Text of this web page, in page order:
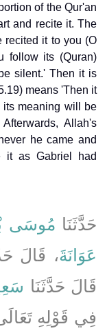
of the Qur'an
and recite it. The
recited it to you (O
follow its (Quran)
silent.' Then it is
means 'Then it
its meaning will be
Allah's
he came and
it as Gabriel had
حَدَّثَنَا مُوسَى
عَوَانَةَ، قَالَ
قَالَ حَدَّثَنَا
فِي قَوْلِهِ